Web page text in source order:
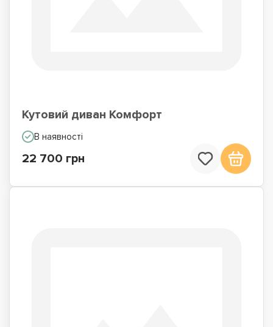
Кутовий диван Комфорт
В наявності
22 700 грн